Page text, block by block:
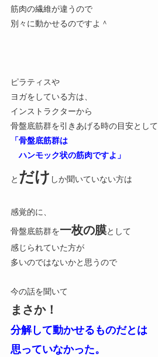
筋肉の繊維が違うので
別々に動かせるのですよ＾
ピラティスや
ヨガをしている方は、
インストラクターから
骨盤底筋群を引きあげる時の目安として
「骨盤底筋群は
ハンモック状の筋肉ですよ」
と だけ しか聞いていない方は
感覚的に、
骨盤底筋群を一枚の膜として
感じられていた方が
多いのではないかと思うので
今の話を聞いて
まさか！
分解して動かせるものだとは
思っていなかった。